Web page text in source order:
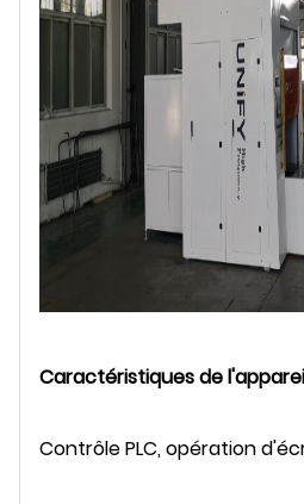
Caractéristiques de
Contrôle PLC, opération